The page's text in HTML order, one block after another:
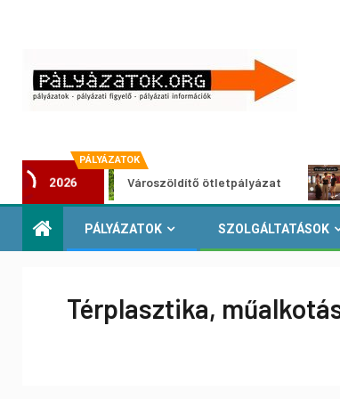
PÁLYÁZATOK
2026Városzöldítő ötletpályázat
PÁLYÁZATOK SZOLGÁLTATÁSOK
Térplasztika,